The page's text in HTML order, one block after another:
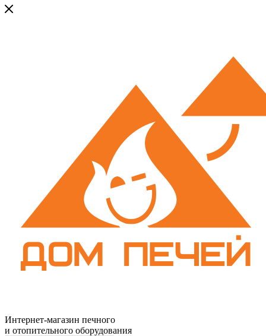
Интернет-магазин печного
и отопительного оборудования